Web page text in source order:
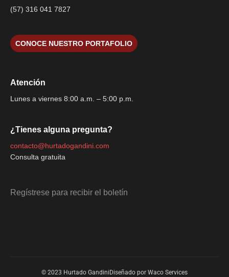
(57) 316 041 7827
CONOCE NUESTRO PORTAFOLIO
Atención
Lunes a viernes 8:00 a.m. – 5:00 p.m.
¿Tienes alguna pregunta?
contacto@hurtadogandini.com
Consulta gratuita
Regístrese para recibir el boletín
© 2023 Hurtado Gandini Diseñado por Waco Services